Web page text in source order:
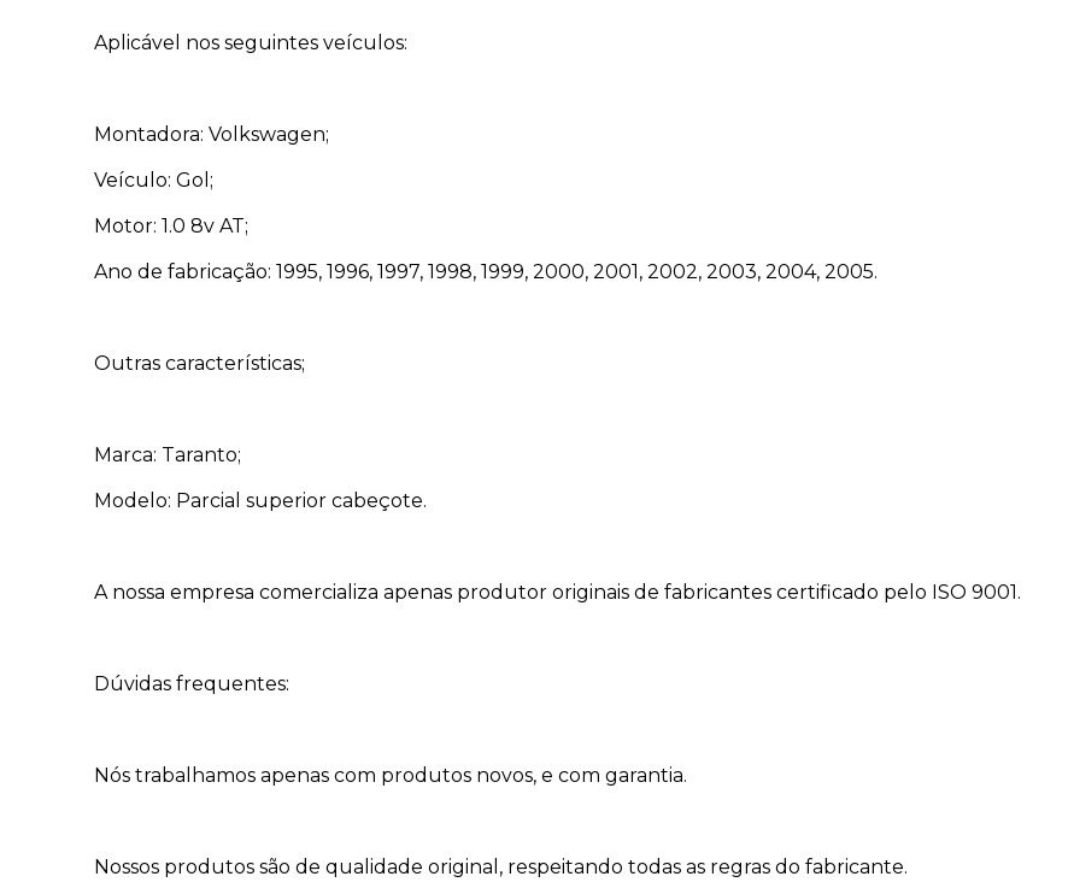
Aplicável nos seguintes veículos:
Montadora: Volkswagen;
Veículo: Gol;
Motor: 1.0 8v AT;
Ano de fabricação: 1995, 1996, 1997, 1998, 1999, 2000, 2001, 2002, 2003, 2004, 2005.
Outras características;
Marca: Taranto;
Modelo: Parcial superior cabeçote.
A nossa empresa comercializa apenas produtor originais de fabricantes certificado pelo ISO 9001.
Dúvidas frequentes:
Nós trabalhamos apenas com produtos novos, e com garantia.
Nossos produtos são de qualidade original, respeitando todas as regras do fabricante.